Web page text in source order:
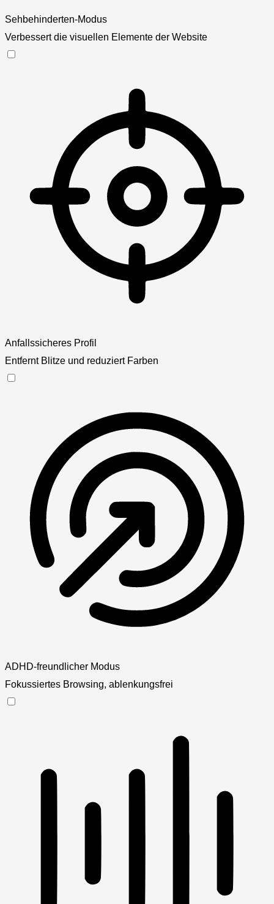
Sehbehinderten-Modus
Verbessert die visuellen Elemente der Website
Anfallssicheres Profil
Entfernt Blitze und reduziert Farben
ADHD-freundlicher Modus
Fokussiertes Browsing, ablenkungsfrei